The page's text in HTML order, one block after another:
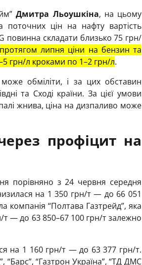
Дмитра Льоушкіна, на цьому
поточних цін на нафту вартість
повинна складати близько 75 грн/
протягом липня ціни на бензин та
грн/л кроками по 1–2 грн/л.
обміліти, і за цих обставин
та Сході країни. За цієї умови
жнива, ціна на дизпаливо може
профіцит на
порівняно з 24 червня середня
на 1 350 грн/т — до 66 051
“Полтава Газтрейд”, яка
т — до 63 850–67 100 грн/т залежно
на 1 160 грн/т — до 63 377 грн/т.
“Барс”, “Газтрон Україна”, “ТД ДМС